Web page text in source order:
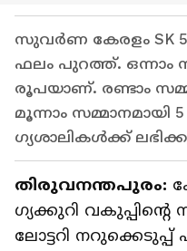
സുവർണ കേരളം SK
ഫലം പുറത്ത്. ഒന്നാം
രൂപയാണ്. രണ്ടാം
മൂന്നാം സമ്മാനമായി
ഗ്യശാലികൾക്ക്
തിരുവനന്തപുരം:
ഗ്യക്കുറി
ലോട്ടറി നറുക്കെടുപ്പ്